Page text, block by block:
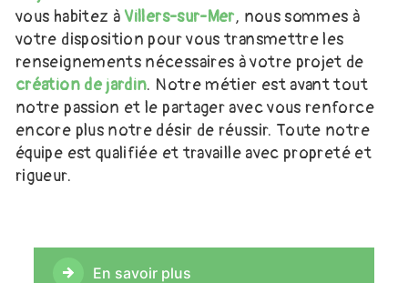
vous habitez à Villers-sur-Mer, nous sommes à
votre disposition pour vous transmettre les
renseignements nécessaires à votre projet de
création de jardin. Notre métier est avant tout
notre passion et le partager avec vous renforce
encore plus notre désir de réussir. Toute notre
équipe est qualifiée et travaille avec propreté et
rigueur.
En savoir plus